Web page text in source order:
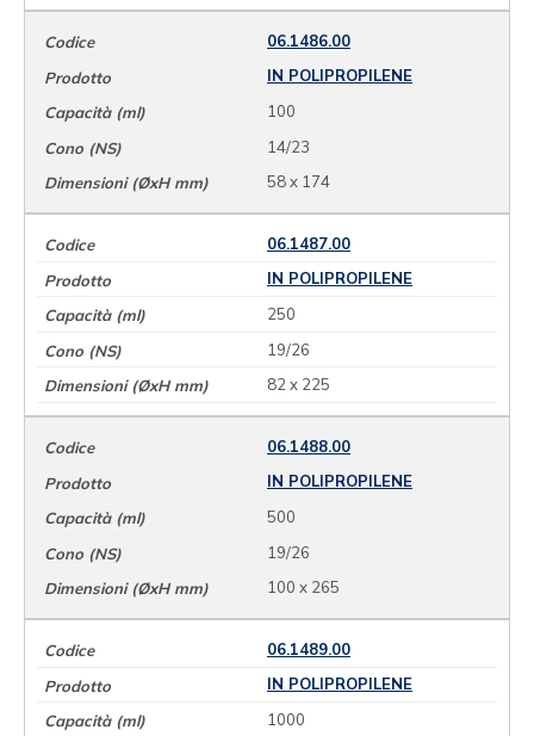
06.1486.00
IN POLIPROPILENE
100
14/23
58 x 174
06.1487.00
IN POLIPROPILENE
250
19/26
82 x 225
06.1488.00
IN POLIPROPILENE
500
19/26
100 x 265
06.1489.00
IN POLIPROPILENE
1000